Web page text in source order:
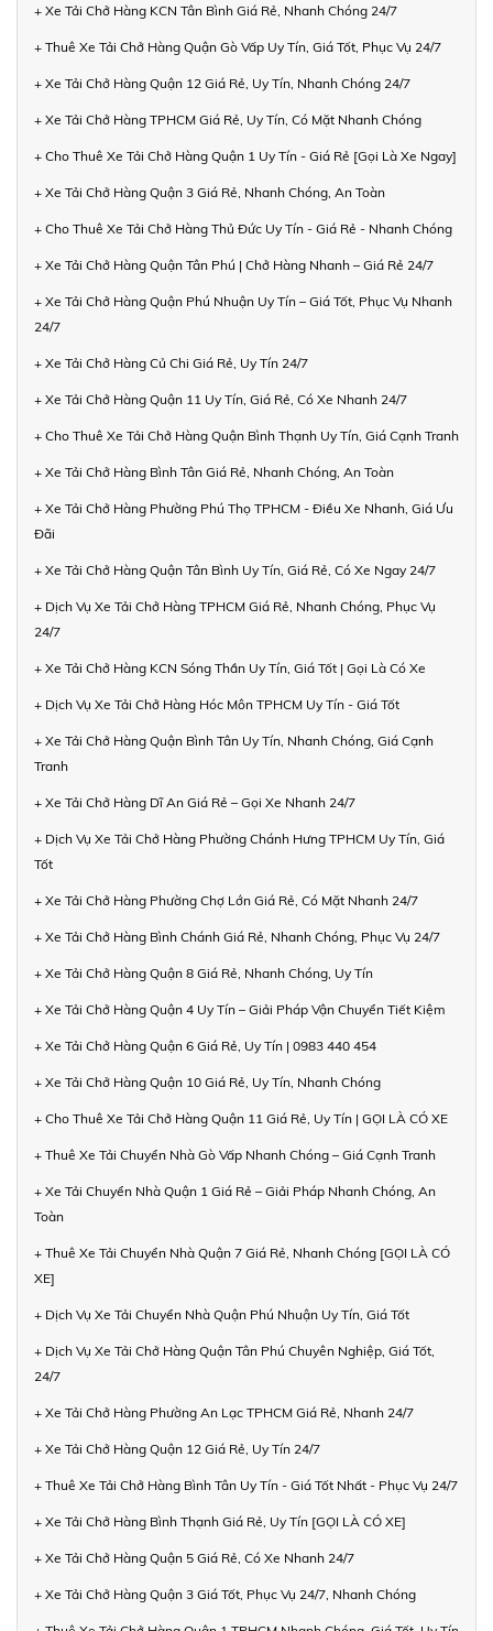
+ Xe Tải Chở Hàng KCN Tân Bình Giá Rẻ, Nhanh Chóng 24/7
+ Thuê Xe Tải Chở Hàng Quận Gò Vấp Uy Tín, Giá Tốt, Phục Vụ 24/7
+ Xe Tải Chở Hàng Quận 12 Giá Rẻ, Uy Tín, Nhanh Chóng 24/7
+ Xe Tải Chở Hàng TPHCM Giá Rẻ, Uy Tín, Có Mặt Nhanh Chóng
+ Cho Thuê Xe Tải Chở Hàng Quận 1 Uy Tín - Giá Rẻ [Gọi Là Xe Ngay]
+ Xe Tải Chở Hàng Quận 3 Giá Rẻ, Nhanh Chóng, An Toàn
+ Cho Thuê Xe Tải Chở Hàng Thủ Đức Uy Tín - Giá Rẻ - Nhanh Chóng
+ Xe Tải Chở Hàng Quận Tân Phú | Chở Hàng Nhanh – Giá Rẻ 24/7
+ Xe Tải Chở Hàng Quận Phú Nhuận Uy Tín – Giá Tốt, Phục Vụ Nhanh
24/7
+ Xe Tải Chở Hàng Củ Chi Giá Rẻ, Uy Tín 24/7
+ Xe Tải Chở Hàng Quận 11 Uy Tín, Giá Rẻ, Có Xe Nhanh 24/7
+ Cho Thuê Xe Tải Chở Hàng Quận Bình Thạnh Uy Tín, Giá Cạnh Tranh
+ Xe Tải Chở Hàng Bình Tân Giá Rẻ, Nhanh Chóng, An Toàn
+ Xe Tải Chở Hàng Phường Phú Thọ TPHCM - Điều Xe Nhanh, Giá Ưu
Đãi
+ Xe Tải Chở Hàng Quận Tân Bình Uy Tín, Giá Rẻ, Có Xe Ngay 24/7
+ Dịch Vụ Xe Tải Chở Hàng TPHCM Giá Rẻ, Nhanh Chóng, Phục Vụ
24/7
+ Xe Tải Chở Hàng KCN Sóng Thần Uy Tín, Giá Tốt | Gọi Là Có Xe
+ Dịch Vụ Xe Tải Chở Hàng Hóc Môn TPHCM Uy Tín - Giá Tốt
+ Xe Tải Chở Hàng Quận Bình Tân Uy Tín, Nhanh Chóng, Giá Cạnh
Tranh
+ Xe Tải Chở Hàng Dĩ An Giá Rẻ – Gọi Xe Nhanh 24/7
+ Dịch Vụ Xe Tải Chở Hàng Phường Chánh Hưng TPHCM Uy Tín, Giá
Tốt
+ Xe Tải Chở Hàng Phường Chợ Lớn Giá Rẻ, Có Mặt Nhanh 24/7
+ Xe Tải Chở Hàng Bình Chánh Giá Rẻ, Nhanh Chóng, Phục Vụ 24/7
+ Xe Tải Chở Hàng Quận 8 Giá Rẻ, Nhanh Chóng, Uy Tín
+ Xe Tải Chở Hàng Quận 4 Uy Tín – Giải Pháp Vận Chuyển Tiết Kiệm
+ Xe Tải Chở Hàng Quận 6 Giá Rẻ, Uy Tín | 0983 440 454
+ Xe Tải Chở Hàng Quận 10 Giá Rẻ, Uy Tín, Nhanh Chóng
+ Cho Thuê Xe Tải Chở Hàng Quận 11 Giá Rẻ, Uy Tín | GỌI LÀ CÓ XE
+ Thuê Xe Tải Chuyển Nhà Gò Vấp Nhanh Chóng – Giá Cạnh Tranh
+ Xe Tải Chuyển Nhà Quận 1 Giá Rẻ – Giải Pháp Nhanh Chóng, An
Toàn
+ Thuê Xe Tải Chuyển Nhà Quận 7 Giá Rẻ, Nhanh Chóng [GỌI LÀ CÓ
XE]
+ Dịch Vụ Xe Tải Chuyển Nhà Quận Phú Nhuận Uy Tín, Giá Tốt
+ Dịch Vụ Xe Tải Chở Hàng Quận Tân Phú Chuyên Nghiệp, Giá Tốt,
24/7
+ Xe Tải Chở Hàng Phường An Lạc TPHCM Giá Rẻ, Nhanh 24/7
+ Xe Tải Chở Hàng Quận 12 Giá Rẻ, Uy Tín 24/7
+ Thuê Xe Tải Chở Hàng Bình Tân Uy Tín - Giá Tốt Nhất - Phục Vụ 24/7
+ Xe Tải Chở Hàng Bình Thạnh Giá Rẻ, Uy Tín [GỌI LÀ CÓ XE]
+ Xe Tải Chở Hàng Quận 5 Giá Rẻ, Có Xe Nhanh 24/7
+ Xe Tải Chở Hàng Quận 3 Giá Tốt, Phục Vụ 24/7, Nhanh Chóng